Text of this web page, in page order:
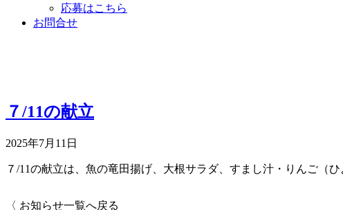
応募はこちら
お問合せ
７/11の献立
2025年7月11日
７/11の献立は、魚の竜田揚げ、大根サラダ、すまし汁・りんご（ひ
〈 お知らせ一覧へ戻る